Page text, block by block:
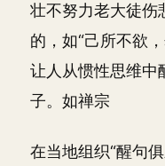
壮不努力老大徒伤
的，如“己所不欲
让人从惯性思维中
子。如禅宗
在当地组织“醒句